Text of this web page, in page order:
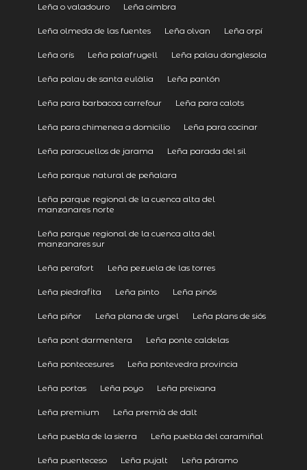
Leña o valadouro Leña oimbra
Leña olmeda de las fuentes Leña olvan Leña orpí
Leña orís Leña palafrugell Leña palau danglesola
Leña palau de santa eulàlia Leña pantón
Leña para barbacoa carrefour Leña para calots
Leña para chimenea a domicilio Leña para cocinar
Leña paracuellos de jarama Leña parada del sil
Leña parque natural de peñalara
Leña parque regional de la cuenca alta del
manzanares norte
Leña parque regional de la cuenca alta del
manzanares sur
Leña perafort Leña pezuela de las torres
Leña piedrafita Leña pinto Leña pinós
Leña piñor Leña plana de urgel Leña plans de siós
Leña pont darmentera Leña ponte caldelas
Leña pontecesures Leña pontevedra provincia
Leña portas Leña poyo Leña preixana
Leña premium Leña premià de dalt
Leña puebla de la sierra Leña puebla del caramiñal
Leña puenteceso Leña pujalt Leña páramo